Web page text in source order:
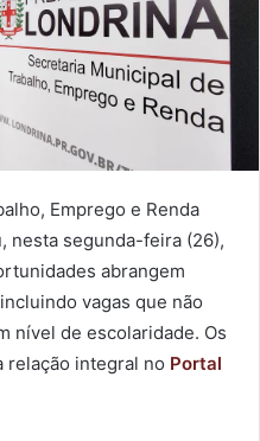
Emprego e Renda
nesta segunda-feira (26),
abrangem
vagas que não
nível de escolaridade. Os
relação integral no Portal